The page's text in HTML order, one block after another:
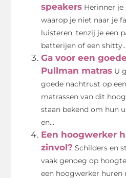
speakers Herinner je
waarop je niet naar je
luisteren, tenzij je een
batterijen of een shitty...
Ga voor een
Pullman matras U
goede nachtrust op
matrassen van dit
staan bekend om hun
en...
Een hoogwerker
zinvol? Schilders en
vaak genoeg op
een hoogwerker